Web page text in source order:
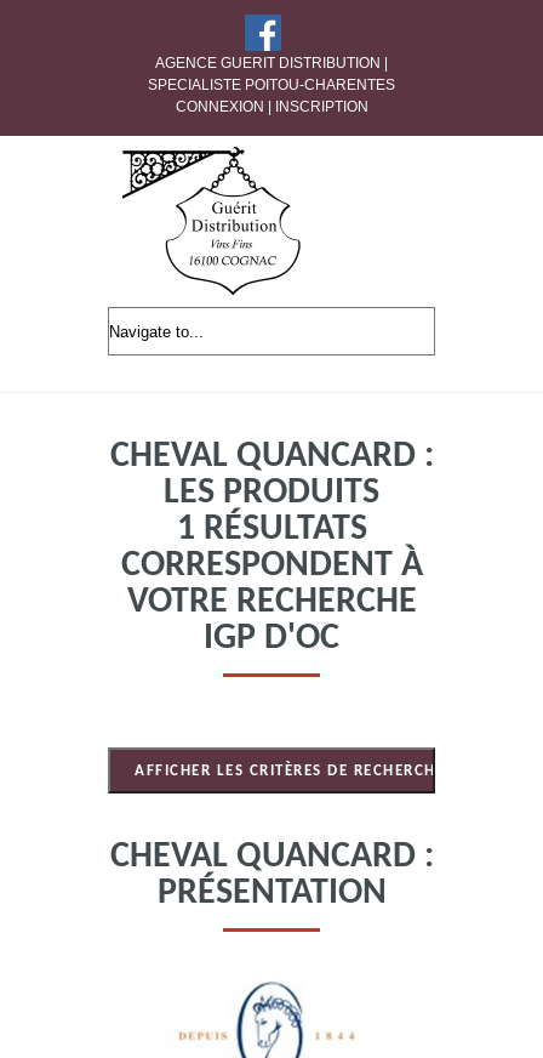
AGENCE GUERIT DISTRIBUTION |
SPECIALISTE POITOU-CHARENTES
CONNEXION
INSCRIPTION
CHEVAL QUANCARD :
LES PRODUITS
1 RÉSULTATS
CORRESPONDENT À
VOTRE RECHERCHE
IGP D'OC
CHEVAL QUANCARD :
PRÉSENTATION